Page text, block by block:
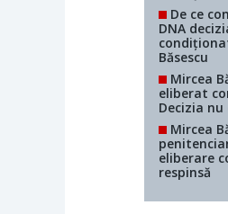
De ce
DNA
Băsescu
Mircea
eliberat
Decizia
Mircea
eliberare
respinsă